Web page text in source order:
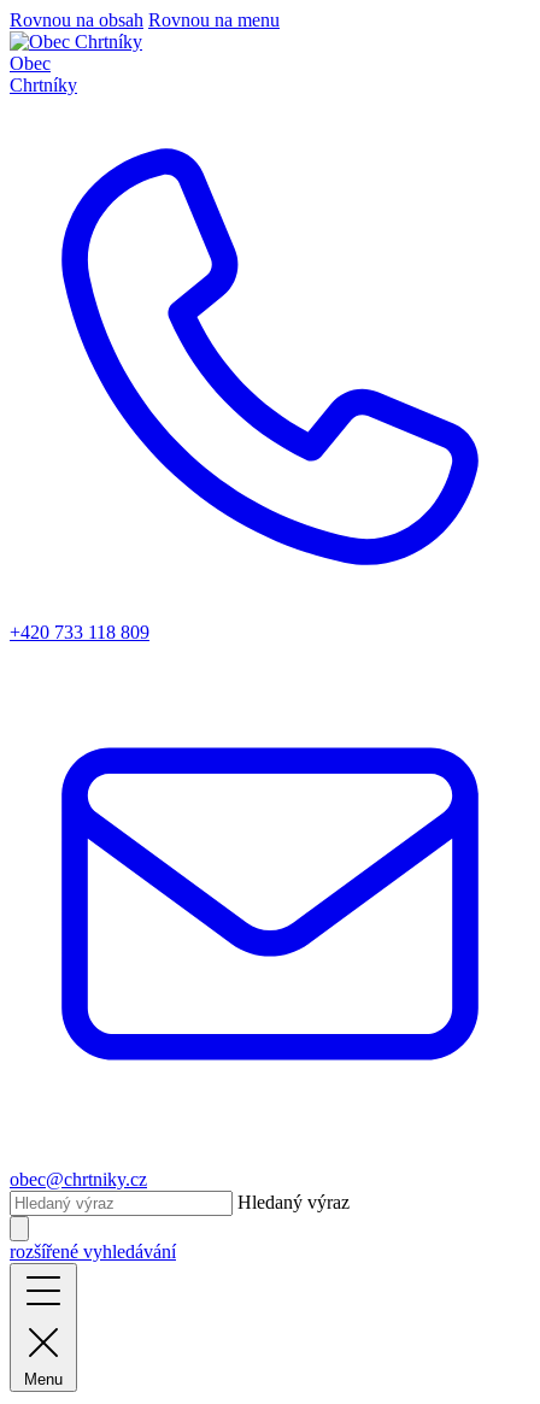
Rovnou na obsah Rovnou na menu
Obec
Chrtníky
+420 733 118 809
obec@chrtniky.cz
Hledaný výraz
rozšířené vyhledávání
Menu